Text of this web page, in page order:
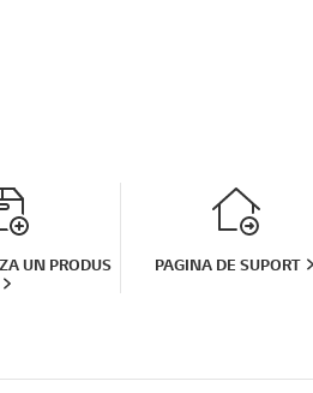
UN PRODUS PAGINA DE SUPORT